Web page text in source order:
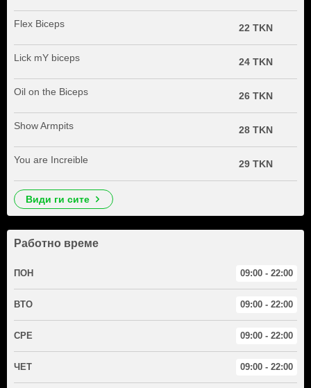
Flex Biceps 22 TKN
Lick mY biceps 24 TKN
Oil on the Biceps 26 TKN
Show Armpits 28 TKN
You are Increible 29 TKN
види ги сите
Работно време
ПОН 09:00 - 22:00
ВТО 09:00 - 22:00
СРЕ 09:00 - 22:00
ЧЕТ 09:00 - 22:00